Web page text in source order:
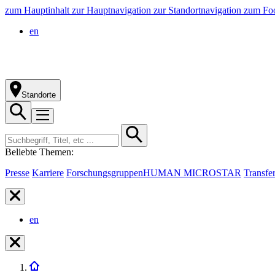
zum Hauptinhalt zur Hauptnavigation zur Standortnavigation zum
en
Standorte
Beliebte Themen:
Presse Karriere ForschungsgruppenHUMAN MICROSTAR Transfer
en